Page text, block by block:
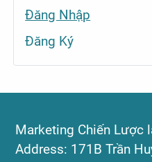
Đăng Nhập
Đăng Ký
Marketing Chiến Lược
Address: 171B Trần